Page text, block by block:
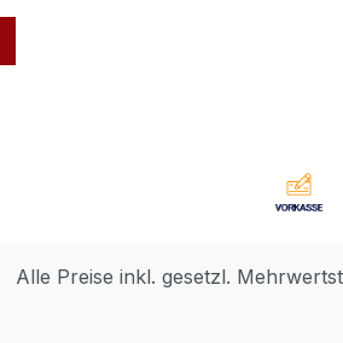
Alle Preise inkl. gesetzl.